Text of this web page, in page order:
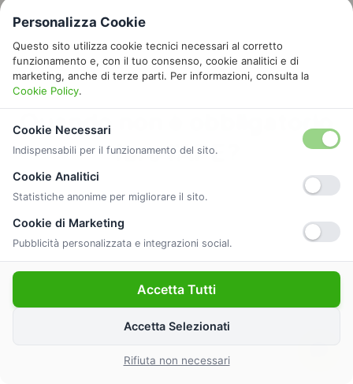
Quando non è obbligatorio
fare l’APE?
Scopri per quali categorie di immobili non è
obbligatorio fare l’APE.
Scopri tutte le categorie esenti
Personalizza Cookie
Questo sito utilizza cookie tecnici necessari al corretto
funzionamento e, con il tuo consenso, cookie analitici e di
marketing, anche di terze parti. Per informazioni, consulta la
Cookie Policy.
Cookie Necessari
Indispensabili per il funzionamento del sito.
Cookie Analitici
Statistiche anonime per migliorare il sito.
Cookie di Marketing
Pubblicità personalizzata e integrazioni social.
Accetta Tutti
Accetta Selezionati
Rifiuta non necessari